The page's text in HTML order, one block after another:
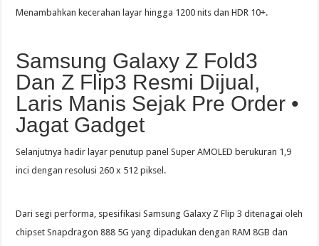
Menambahkan kecerahan layar hingga 1200 nits dan HDR 10+.
Samsung Galaxy Z Fold3
Dan Z Flip3 Resmi Dijual,
Laris Manis Sejak Pre Order •
Jagat Gadget
Selanjutnya hadir layar penutup panel Super AMOLED berukuran 1,9
inci dengan resolusi 260 x 512 piksel.
Dari segi performa, spesifikasi Samsung Galaxy Z Flip 3 ditenagai oleh
chipset Snapdragon 888 5G yang dipadukan dengan RAM 8GB dan